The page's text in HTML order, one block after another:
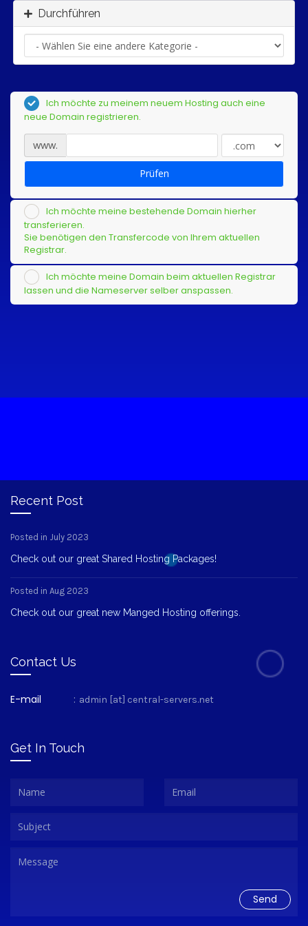
Durchführen
Ich möchte zu meinem neuem Hosting auch eine
neue Domain registrieren.
www.
Prüfen
Ich möchte meine bestehende Domain hierher
transferieren.
Sie benötigen den Transfercode von Ihrem aktuellen
Registrar.
Ich möchte meine Domain beim aktuellen Registrar
lassen und die Nameserver selber anspassen.
Recent Post
Posted in July 2023
Check out our great Shared Hosting Packages!
Posted in Aug 2023
Check out our great new Manged Hosting offerings.
Contact Us
E-mail : admin [at] central-servers.net
Get In Touch